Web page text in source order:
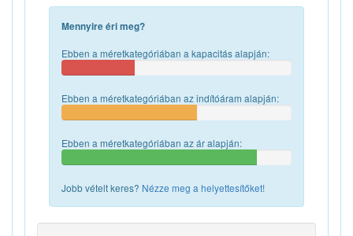
Mennyire éri meg?
Ebben a méretkategóriában a kapacitás alapján:
Ebben a méretkategóriában az indítóáram alapján:
Ebben a méretkategóriában az ár alapján:
Jobb vételt keres? Nézze meg a helyettesítőket!